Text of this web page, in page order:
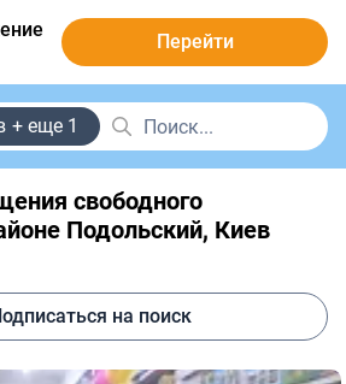
Перейти
+ еще 1
свободного
Подольский, Киев
на поиск